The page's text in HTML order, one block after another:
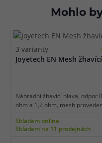
Mohlo
3 varianty
Joyetech EN Mesh
Náhradní žhavící hlava, odpor
ohm a 1,2 ohm, mesh
Skladem online
Skladem na 11 prodejnách